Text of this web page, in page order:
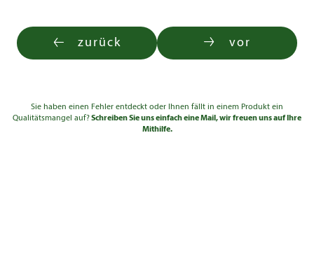
zurück vor
Sie haben einen Fehler entdeckt oder Ihnen fällt in einem Produkt ein
Qualitätsmangel auf?Schreiben Sie uns einfach eine Mail, wir freuen uns auf Ihre
Mithilfe.